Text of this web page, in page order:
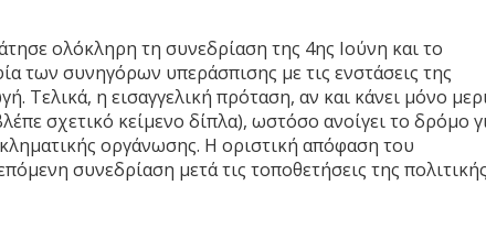
ολόκληρη τη συνεδρίαση της 4ης Ιούνη και το
των συνηγόρων υπεράσπισης με τις ενστάσεις της
Τελικά, η εισαγγελική πρόταση, αν και κάνει μόνο
σχετικό κείμενο δίπλα), ωστόσο ανοίγει το δρόμο
οργάνωσης. Η οριστική απόφαση του
συνεδρίαση μετά τις τοποθετήσεις της πολιτικής